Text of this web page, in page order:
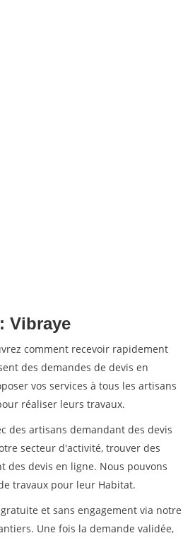
Vibraye
comment recevoir rapidement
des demandes de devis en
vos services à tous les artisans
réaliser leurs travaux.
des artisans demandant des devis
secteur d'activité, trouver des
des devis en ligne. Nous pouvons
travaux pour leur Habitat.
et sans engagement via notre
Une fois la demande validée,